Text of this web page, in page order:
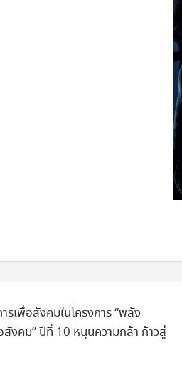
รเพื่อสังคมในโครงการ “พลัง
งคม” ปีที่ 10 หนุนความกล้า ก้าวสู่